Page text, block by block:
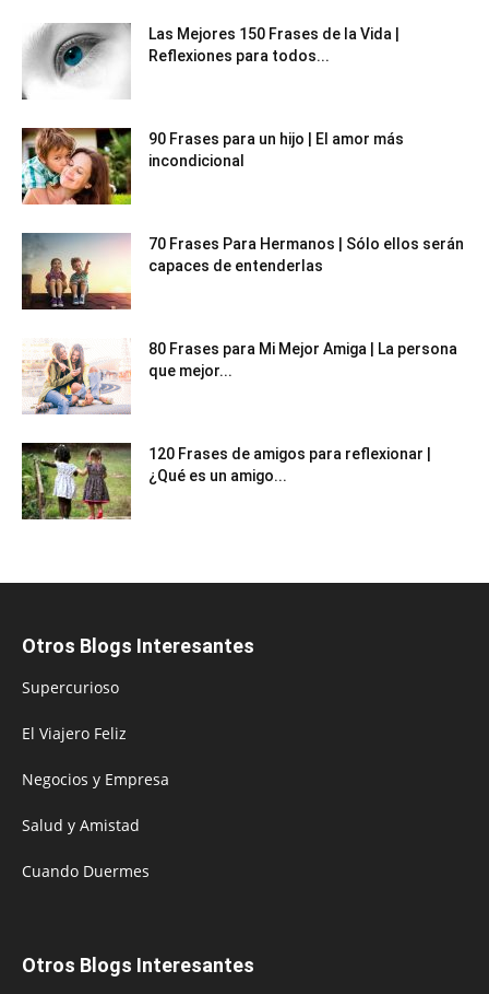
Las Mejores 150 Frases de la Vida |
Reflexiones para todos...
90 Frases para un hijo | El amor más
incondicional
70 Frases Para Hermanos | Sólo ellos serán
capaces de entenderlas
80 Frases para Mi Mejor Amiga | La persona
que mejor...
120 Frases de amigos para reflexionar |
¿Qué es un amigo...
Otros Blogs Interesantes
Supercurioso
El Viajero Feliz
Negocios y Empresa
Salud y Amistad
Cuando Duermes
Otros Blogs Interesantes